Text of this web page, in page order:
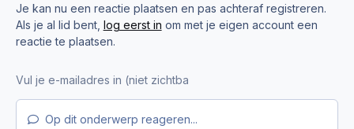
Je kan nu een reactie plaatsen en pas achteraf registreren.
Als je al lid bent, log eerst in om met je eigen account een
reactie te plaatsen.
Op dit onderwerp reageren...